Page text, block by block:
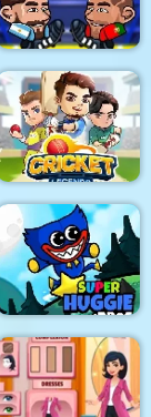
Dynasty War
Head Soccer 2023
Cricket Legends
Super Huggie Bros